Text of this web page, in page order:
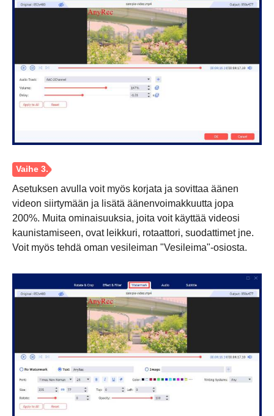
Asetuksen avulla voit myös korjata ja sovittaa äänen
videon siirtymään ja lisätä äänenvoimakkuutta jopa
200%. Muita ominaisuuksia, joita voit käyttää videosi
kaunistamiseen, ovat leikkuri, rotaattori, suodattimet jne.
Voit myös tehdä oman vesileiman "Vesileima"-osiosta.